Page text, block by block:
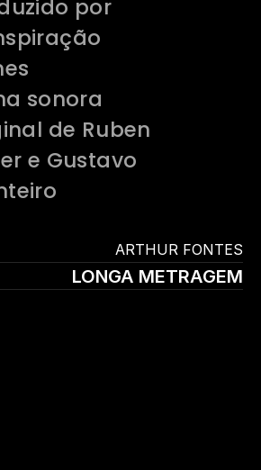
Our Instagram
por
sonora
de Ruben
e Gustavo
ARTHUR FONTES
LONGA METRAGEM